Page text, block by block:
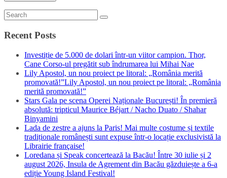
Recent Posts
Investiție de 5.000 de dolari într-un viitor campion. Thor,
Cane Corso-ul pregătit sub îndrumarea lui Mihai Nae
Lily Apostol, un nou proiect pe litoral: „România merită
promovată!”Lily Apostol, un nou proiect pe litoral: „România
merită promovată!”
Stars Gala pe scena Operei Naționale București! În premieră
absolută: tripticul Maurice Béjart / Nacho Duato / Shahar
Binyamini
Lada de zestre a ajuns la Paris! Mai multe costume și textile
tradiționale românești sunt expuse într-o locație exclusivistă la
Librairie française!
Loredana și Speak concertează la Bacău! Între 30 iulie și 2
august 2026, Insula de Agrement din Bacău găzduiește a 6-a
ediție Young Island Festival!